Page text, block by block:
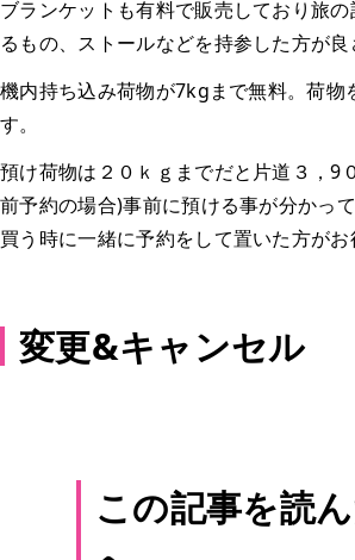
ブランケットも有料で販売しており旅
るもの、ストールなどを持参した方が良
機内持ち込み荷物が7kgまで無料。荷物
す。
預け荷物は２０ｋｇまでだと片道３，9
前予約の場合)事前に預ける事が分かっ
買う時に一緒に予約をして置いた方がお
変更&キャンセル
この記事を読